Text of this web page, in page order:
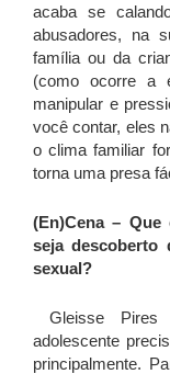
acaba se
abusadores, na
família ou da
(como ocorre a
manipular e
você contar, eles
o clima familiar
torna uma presa
(En)Cena –
seja descoberto
sexual?
Gleisse Pires
adolescente
principalmente.